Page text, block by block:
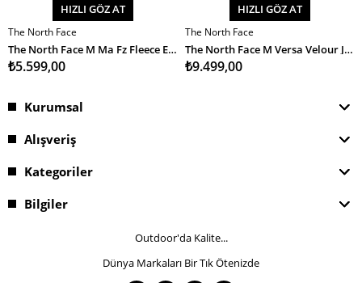
SEPETE EKLE
HIZLI GÖZ AT
The North Face
The North Face M Ma Fz Fleece Erkek Ceket
₺5.599,00
SEPETE EKLE
HIZLI GÖZ AT
The North Face
The North Face M Versa Velour Jacket Erkek Ceket
₺9.499,00
Kurumsal
Alışveriş
Kategoriler
Bilgiler
Outdoor'da Kalite...
Dünya Markaları Bir Tık Ötenizde